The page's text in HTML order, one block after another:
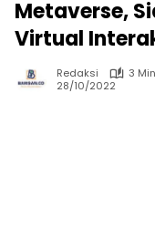
Metaverse,
Virtual
Redaksi
3
28/10/2022